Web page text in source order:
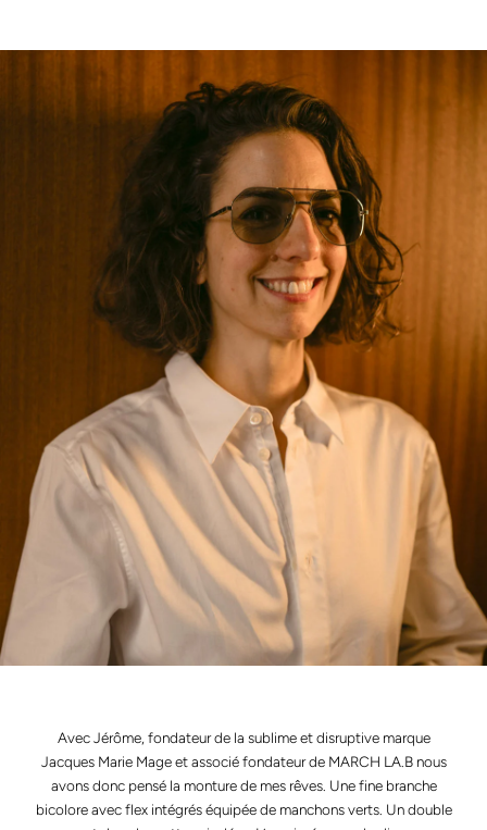
Avec Jérôme, fondateur de la sublime et disruptive marque
Jacques Marie Mage et associé fondateur de MARCH LA.B nous
avons donc pensé la monture de mes rêves. Une fine branche
bicolore avec flex intégrés équipée de manchons verts. Un double